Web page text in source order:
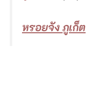
หรอยจัง ภูเก็ต